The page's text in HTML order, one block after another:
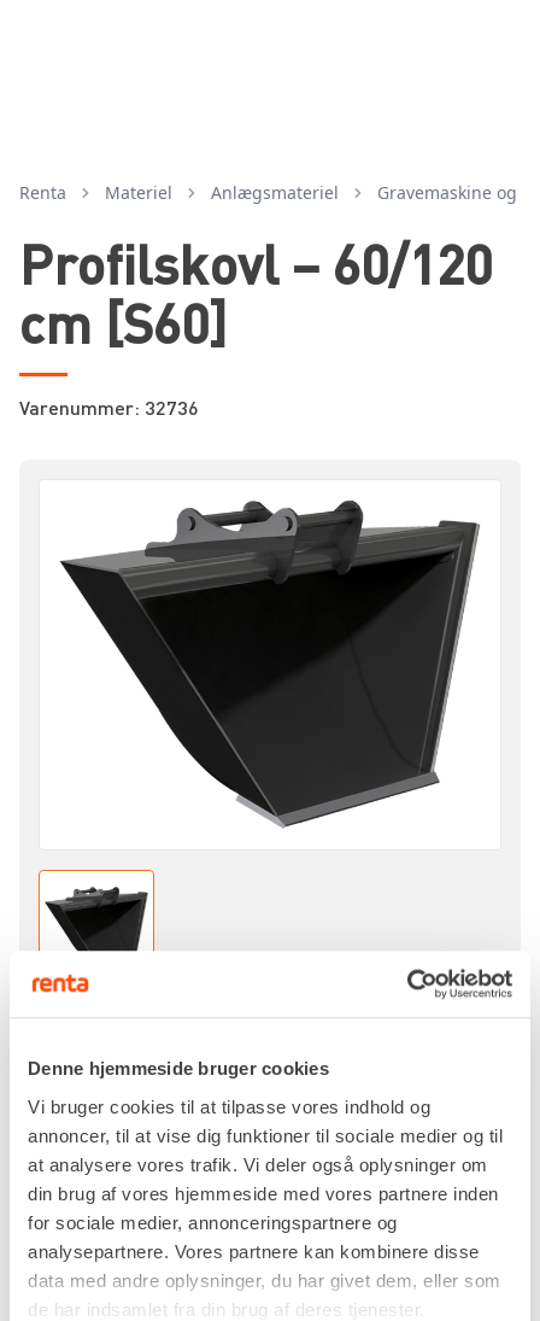
Denne hjemmeside bruger cookies
Vi bruger cookies til at tilpasse vores indhold og
annoncer, til at vise dig funktioner til sociale medier og til
at analysere vores trafik. Vi deler også oplysninger om
din brug af vores hjemmeside med vores partnere inden
for sociale medier, annonceringspartnere og
analysepartnere. Vores partnere kan kombinere disse
data med andre oplysninger, du har givet dem, eller som
de har indsamlet fra din brug af deres tjenester.
Renta Materiel anlægsmateriel gravemaskine og
Profilskovl – 60/120
cm [S60]
Varenummer: 32736
DKK 604,00
Ekskl. moms
En profilskovl er et specialiseret graveværktøj,
designet til præcisionsarbejde i grøfter, render og
skråninger. Den har en smal og ofte buet form,
som gør den ideel til opgaver, hvor præcise
profiler og konturer er nødvendige.